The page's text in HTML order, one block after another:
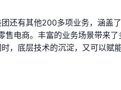
还有其他200多项业务，涵盖了
售电商。丰富的业务场景带来
，底层技术的沉淀，又可以赋